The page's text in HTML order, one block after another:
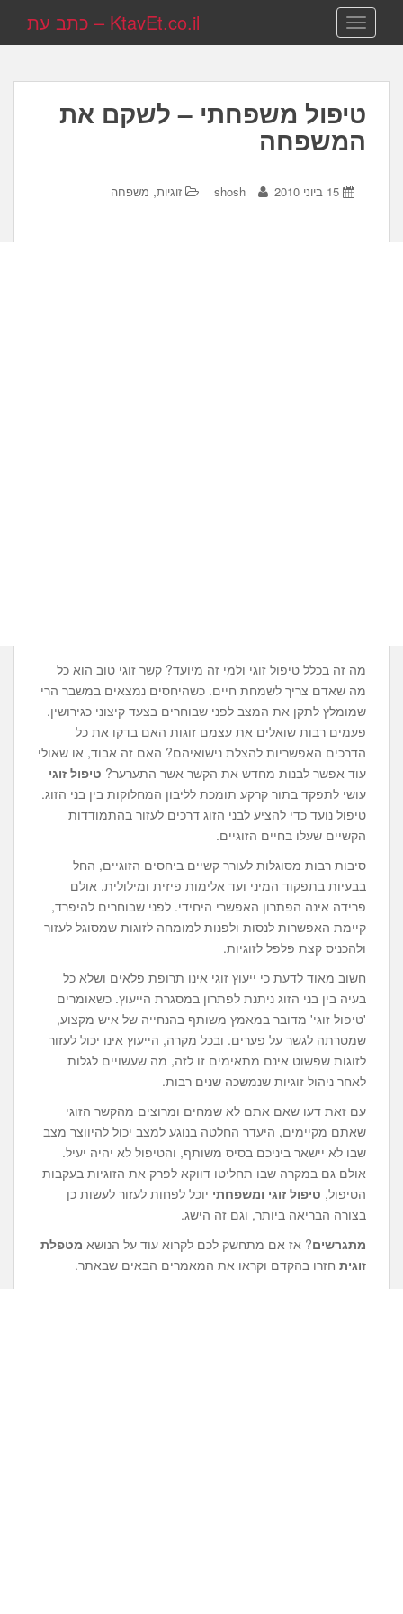
TOGGLE NAVIGATION KtavEt.co.il – כתב עת
טיפול משפחתי – לשקם את
המשפחה
15 ביוני 2010 shosh זוגיות, משפחה
מה זה בכלל טיפול זוגי ולמי זה מיועד? קשר זוגי טוב הוא כל
מה שאדם צריך לשמחת חיים. כשהיחסים נמצאים במשבר הרי
שמומלץ לתקן את המצב לפני שבוחרים בצעד קיצוני כגירושין.
פעמים רבות שואלים את עצמם זוגות האם בדקו את כל
הדרכים האפשריות להצלת נישואיהם? האם זה אבוד, או שאולי
עוד אפשר לבנות מחדש את הקשר אשר התערער? טיפול זוגי
עושי לתפקד בתור קרקע תומכת לליבון המחלוקות בין בני הזוג.
טיפול נועד כדי להציע לבני הזוג דרכים לעזור בהתמודדות
הקשיים שעלו בחיים הזוגיים.
סיבות רבות מסוגלות לעורר קשיים ביחסים הזוגיים, החל
בבעיות בתפקוד המיני ועד אלימות פיזית ומילולית. אולם
פרידה אינה הפתרון האפשרי היחידי. לפני שבוחרים להיפרד,
קיימת האפשרות לנסות ולפנות למומחה לזוגות שמסוגל לעזור
ולהכניס קצת פלפל לזוגיות.
חשוב מאוד לדעת כי ייעוץ זוגי אינו תרופת פלאים ושלא כל
בעיה בין בני הזוג ניתנת לפתרון במסגרת הייעוץ. כשאומרים
'טיפול זוגי' מדובר במאמץ משותף בהנחייה של איש מקצוע,
שמטרתה לגשר על פערים. ובכל מקרה, הייעוץ אינו יכול לעזור
לזוגות שפשוט אינם מתאימים זו לזה, מה שעשויים לגלות
לאחר ניהול זוגיות שנמשכה שנים רבות.
עם זאת דעו שאם אתם לא שמחים ומרוצים מהקשר הזוגי
שאתם מקיימים, היעדר החלטה בנוגע למצב יכול להיווצר מצב
שבו לא יישאר ביניכם בסיס משותף, והטיפול לא יהיה יעיל.
אולם גם במקרה שבו תחליטו דווקא לפרק את הזוגיות בעקבות
הטיפול, טיפול זוגי ומשפחתי יוכל לפחות לעזור לעשות כן
בצורה הבריאה ביותר, וגם זה הישג.
מתגרשים? אז אם מתחשק לכם לקרוא עוד על הנושא מטפלת
זוגית חזרו בהקדם וקראו את המאמרים הבאים שבאתר.